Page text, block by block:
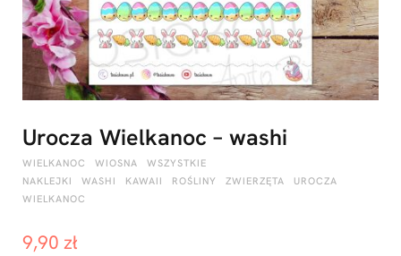
p
Urocza Wielkanoc – washi
WIELKANOC WIOSNA
WSZYSTKIE
NAKLEJKI
WASHI KAWAII ROŚLINY ZWIERZĘTA
UROCZA
WIELKANOC
9,90 zł